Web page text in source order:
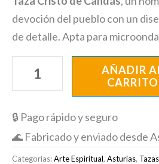
devoción del pueblo con un
de detalle. Apta para
AÑADIR
CARRITO
🔒 Pago rápido y seguro
🌊 Fabricado y enviado desde
Categorías:Arte Espiritual, Asturias, Tazas